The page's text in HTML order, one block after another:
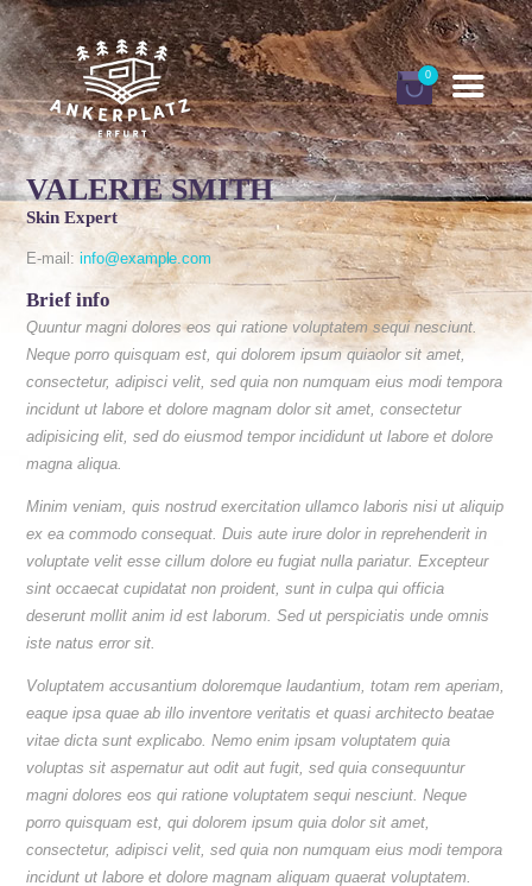
0
DEINE ANKERPLÄTZE
BUCHEN
GUTSCHEINE
INFORMATIONEN
FINNHÜTTEN URLAUB
VALERIE SMITH
Skin Expert
E-mail:info@example.com
Brief info
Quuntur magni dolores eos qui ratione voluptatem sequi nesciunt.
Neque porro quisquam est, qui dolorem ipsum quiaolor sit amet,
consectetur, adipisci velit, sed quia non numquam eius modi tempora
incidunt ut labore et dolore magnam dolor sit amet, consectetur
adipisicing elit, sed do eiusmod tempor incididunt ut labore et dolore
magna aliqua.
Minim veniam, quis nostrud exercitation ullamco laboris nisi ut aliquip
ex ea commodo consequat. Duis aute irure dolor in reprehenderit in
voluptate velit esse cillum dolore eu fugiat nulla pariatur. Excepteur
sint occaecat cupidatat non proident, sunt in culpa qui officia
deserunt mollit anim id est laborum. Sed ut perspiciatis unde omnis
iste natus error sit.
Voluptatem accusantium doloremque laudantium, totam rem aperiam,
eaque ipsa quae ab illo inventore veritatis et quasi architecto beatae
vitae dicta sunt explicabo. Nemo enim ipsam voluptatem quia
voluptas sit aspernatur aut odit aut fugit, sed quia consequuntur
magni dolores eos qui ratione voluptatem sequi nesciunt. Neque
porro quisquam est, qui dolorem ipsum quia dolor sit amet,
consectetur, adipisci velit, sed quia non numquam eius modi tempora
incidunt ut labore et dolore magnam aliquam quaerat voluptatem.